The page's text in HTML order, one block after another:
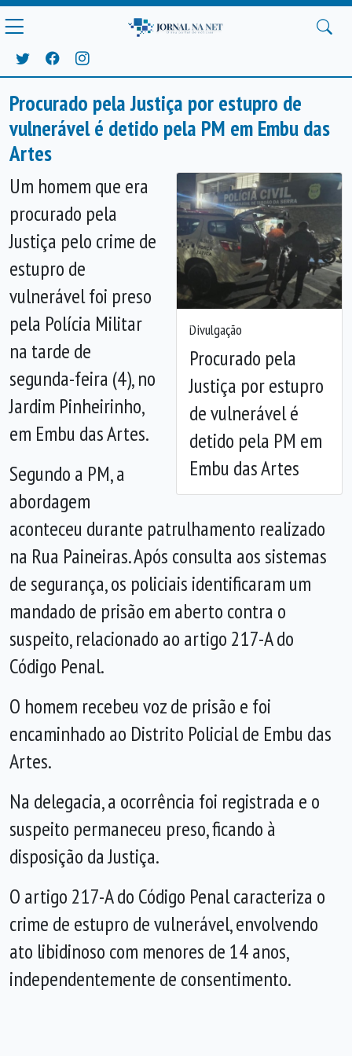
Procurado pela Justiça por estupro de
vulnerável é detido pela PM em Embu das
Artes
Divulgação
Procurado pela
Justiça por estupro
de vulnerável é
detido pela PM em
Embu das Artes
Anterior
Um homem que era
procurado pela
Justiça pelo crime de
estupro de
vulnerável foi preso
pela Polícia Militar
na tarde de
segunda-feira (4), no
Jardim Pinheirinho,
em Embu das Artes.
Segundo a PM, a
abordagem
aconteceu durante patrulhamento realizado
na Rua Paineiras. Após consulta aos sistemas
de segurança, os policiais identificaram um
mandado de prisão em aberto contra o
suspeito, relacionado ao artigo 217-A do
Código Penal.
O homem recebeu voz de prisão e foi
encaminhado ao Distrito Policial de Embu das
Artes.
Na delegacia, a ocorrência foi registrada e o
suspeito permaneceu preso, ficando à
disposição da Justiça.
O artigo 217-A do Código Penal caracteriza o
crime de estupro de vulnerável, envolvendo
ato libidinoso com menores de 14 anos,
independentemente de consentimento.